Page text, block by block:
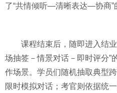
了“共情倾听—清晰表达—协商”
课程结束后，随即进入结
场抽签－情景对话－即时评分”
作场景。学员们随机抽取典型
限时模拟对话；考官则依据统